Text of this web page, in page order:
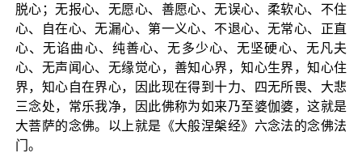
脱心；无报心、无愿心、善愿心、无误心、柔软心、不住
心、自在心、无漏心、第一义心、不退心、无常心、正直
心、无谄曲心、纯善心、无多少心、无坚硬心、无凡夫
心、无声闻心、无缘觉心，善知心界，知心生界，知心住
界，知心自在界心，因此现在得到十力、四无所畏、大悲
三念处，常乐我净，因此佛称为如来乃至婆伽婆，这就是
大菩萨的念佛。以上就是《大般涅槃经》六念法的念佛法
门。